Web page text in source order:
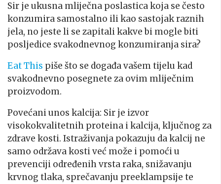
Sir je ukusna mliječna poslastica koja se često
konzumira samostalno ili kao sastojak raznih
jela, no jeste li se zapitali kakve bi mogle biti
posljedice svakodnevnog konzumiranja sira?
Eat This piše što se događa vašem tijelu kad
svakodnevno posegnete za ovim mliječnim
proizvodom.
Povećani unos kalcija: Sir je izvor
visokokvalitetnih proteina i kalcija, ključnog za
zdrave kosti. Istraživanja pokazuju da kalcij ne
samo održava kosti već može i pomoći u
prevenciji određenih vrsta raka, snižavanju
krvnog tlaka, sprečavanju preeklampsije te